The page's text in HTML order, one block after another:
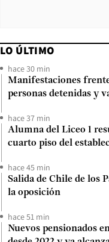
LO ÚLTIMO
hace 30 min
Manifestaciones
personas detenidas y
hace 37 min
Alumna del Liceo 1
cuarto piso del
hace 45 min
Salida de Chile de los
la oposición
hace 51 min
Nuevos pensionados